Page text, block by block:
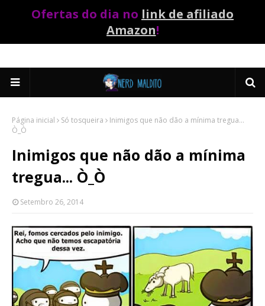
Ofertas do dia no link de afiliado
Amazon!
Página inicial Só tosqueira
Inimigos que não dão a mínima tregua...
Ò_Ò
Inimigos que não dão a mínima
tregua... Ò_Ò
Setembro 26, 2014